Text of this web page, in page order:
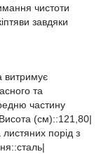
чистоти
завдяки
витримує
та
частину
(см)::121,80|
порід з